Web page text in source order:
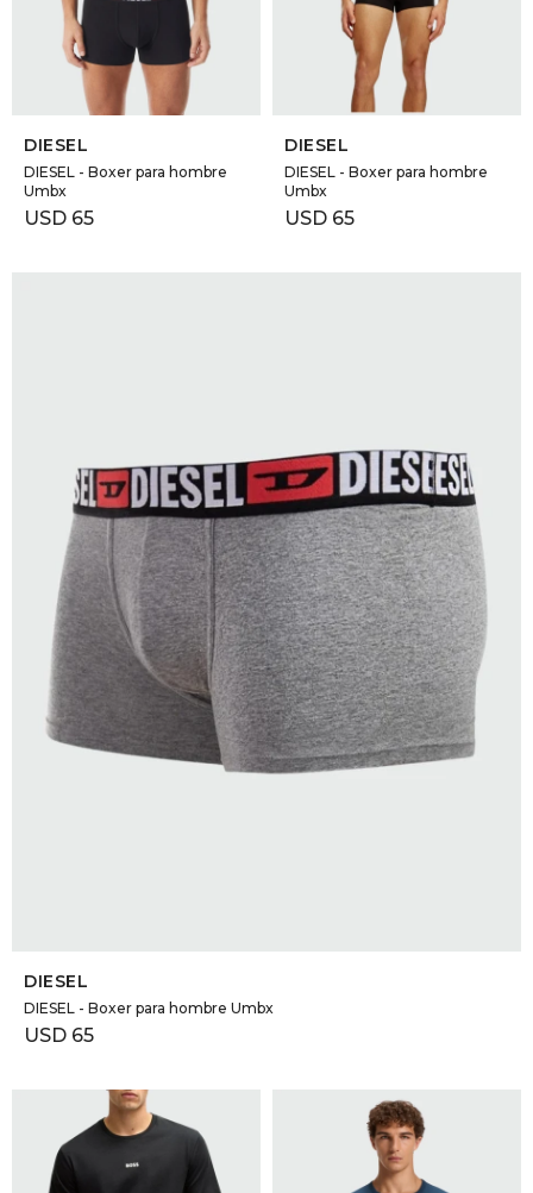
SELECCIONAR TALLE
DIESEL
DIESEL - Boxer para hombre
Umbx
USD 65
SELECCIONAR TALLE
DIESEL
DIESEL - Boxer para hombre
Umbx
USD 65
DIESEL
DIESEL - Boxer para hombre Umbx
USD 65